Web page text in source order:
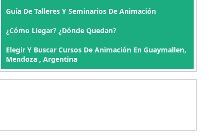
Guía De Talleres Y Seminarios De Animación
¿Cómo Llegar? ¿Dónde Quedan?
Elegir Y Buscar Cursos De Animación En Guaymallen,
Mendoza , Argentina